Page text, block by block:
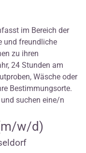
im Bereich der
und freundliche
zu ihren
24 Stunden am
Wäsche oder
Bestimmungsorte.
suchen eine/n
w/d)